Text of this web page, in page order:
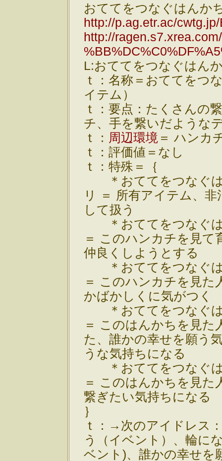
おててをつなぐはんか
http://p.ag.etr.ac/
http://
L:おててをつなぐはん
ｔ：名称＝おててをつ
イテム）
ｔ：要点：たくさんの
チ、手を繋いだような
ｔ： 周辺環境 ＝ ハンカ
ｔ：評価値＝なし
ｔ：特殊＝｛
＊おててをつなぐは
リ ＝ 所有アイテム、
して扱う
＊おててをつなぐは
＝ このハンカチを見て
仲良くしようとする
＊おててをつなぐは
＝ このハンカチを見た
かばかしくに気がつく
＊おててをつなぐは
＝ このはんかちを見た
た、誰かの幸せを願う
うな気持ちになる
＊おててをつなぐは
＝ このはんかちを見た
繋ぎたい気持ちになる
｝
ｔ：→次のアイドレス
う（イベント）、輪に
ベント)、誰かの幸せを